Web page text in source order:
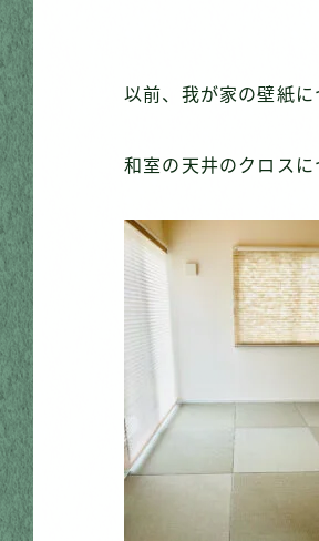
以前、我が家の壁紙
和室の天井のクロス